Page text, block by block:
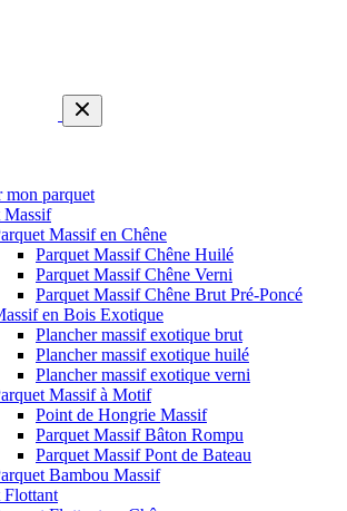
mon parquet
Massif
Massif en Chêne
Parquet Massif Chêne Huilé
Parquet Massif Chêne Verni
Parquet Massif Chêne Brut Pré-Poncé
en Bois Exotique
Plancher massif exotique brut
Plancher massif exotique huilé
Plancher massif exotique verni
Massif à Motif
Point de Hongrie Massif
Parquet Massif Bâton Rompu
Parquet Massif Pont de Bateau
Bambou Massif
Flottant